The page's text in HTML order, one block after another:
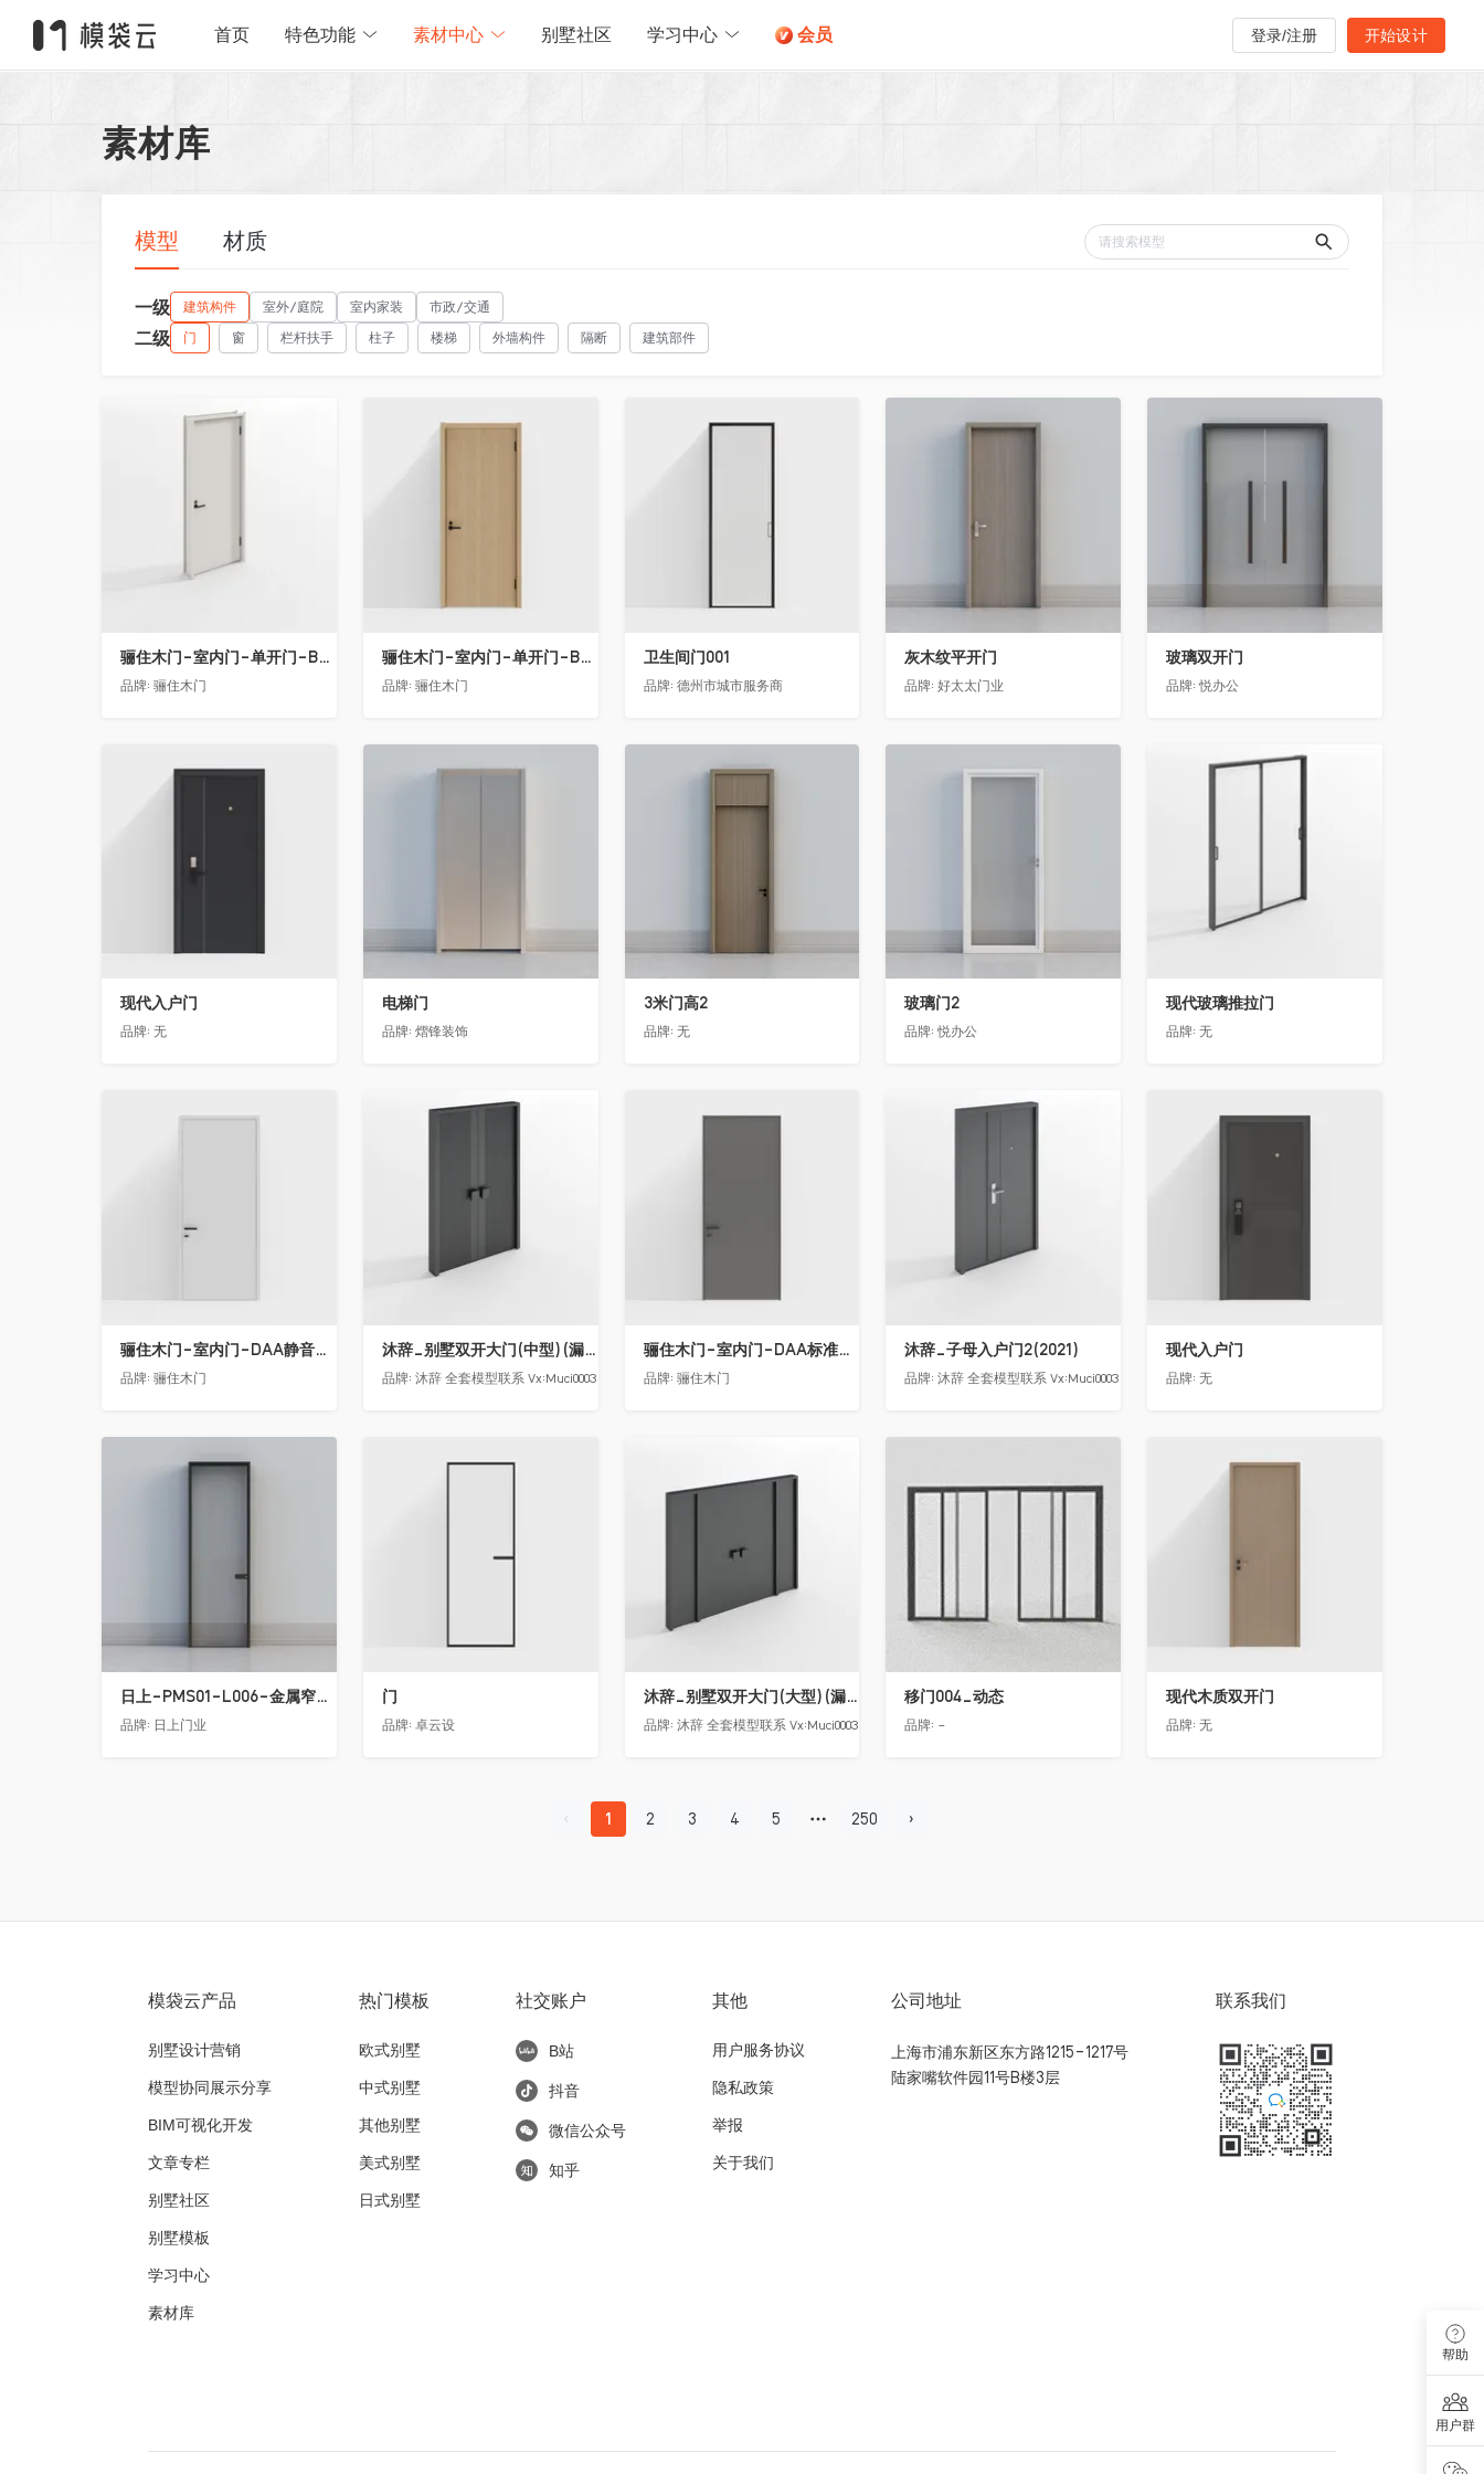
首页 特色功能 素材中心 别墅社区 学习中心 会员 登录/注册 开始设计
素材库
模型 材质
一级 建筑构件 室外/庭院 室内家装 市政/交通
二级 门 窗 栏杆扶手 柱子 楼梯 外墙构件 隔断 建筑部件
骊住木门-室内门-单开门-BFA-EF浅灰色
品牌: 骊住木门
收藏
骊住木门-室内门-单开门-BFA-PP麦芽黄色
品牌: 骊住木门
卫生间门001
品牌: 德州市城市服务商
收藏
灰木纹平开门
品牌:好太太门业
收藏
玻璃双开门
品牌:悦办公
收藏
现代入户门
品牌: 无
收藏
电梯门
品牌: 熠锋装饰
收藏
3米门高2
品牌: 无
收藏
玻璃门2
品牌:悦办公
收藏
现代玻璃推拉门
品牌:无
骊住木门-室内门-DAA静音门-YY漆白色-方形把手
品牌: 骊住木门
沐辞_别墅双开大门(中型)(漏光加厚度)
品牌: 沐辞 全套模型联系 Vx:Muci0003
骊住木门-室内门-DAA标准门-方形把手-2350-灰色
品牌: 骊住木门
沐辞_子母入户门2(2021)
品牌:沐辞 全套模型联系 Vx:Muci0003
收藏
现代入户门
品牌:无
收藏
日上-PMS01-L006-金属窄边玻璃门
品牌: 日上门业
门
品牌: 卓云设
沐辞_别墅双开大门(大型)(漏光加厚度)
品牌: 沐辞 全套模型联系 Vx:Muci0003
移门004_动态
品牌: -
现代木质双开门
品牌:无
1 2 3 4 5 250
模袋云产品
别墅设计营销
模型协同展示分享
BIM可视化开发
文章专栏
别墅社区
别墅模板
学习中心
素材库
热门模板
欧式别墅
中式别墅
其他别墅
美式别墅
日式别墅
社交账户
B站
抖音
微信公众号
知乎
其他
用户服务协议
隐私政策
举报
关于我们
公司地址
上海市浦东新区东方路1215-1217号
陆家嘴软件园11号B楼3层
联系我们
帮助
用户群